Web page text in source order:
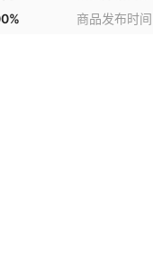
商品发布时间